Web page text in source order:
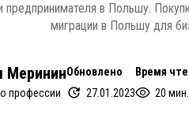
предпринимателя в Польшу.
миграции в Польшу для
Меринин
профессии
Обновлено
27.01.2023
Время
20 мин.